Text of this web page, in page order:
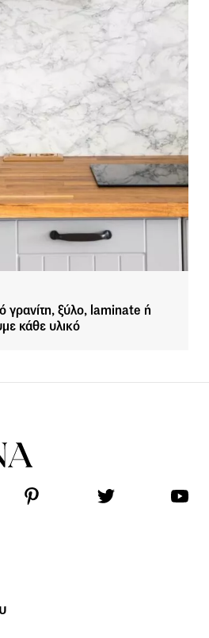
γρανίτη, ξύλο, laminate ή
κάθε υλικό